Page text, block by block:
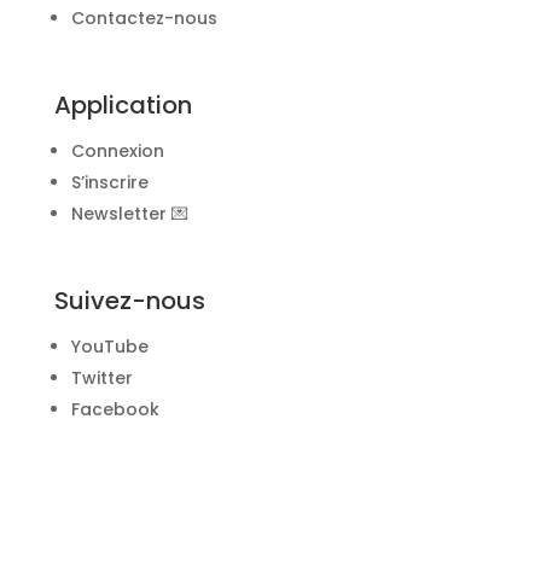
Contactez-nous
Application
Connexion
S’inscrire
Newsletter 💌
Suivez-nous
YouTube
Twitter
Facebook